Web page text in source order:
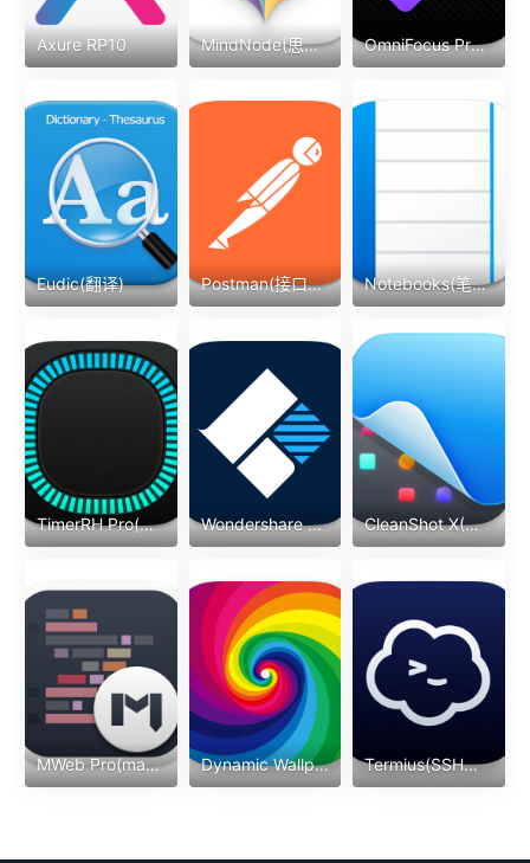
Axure RP10 MindNode(思维导图) OmniFocus Pro(任务待办)
Eudic(翻译) Postman(接口调试) Notebooks(笔记)
TimerRH Pro(计时) Wondershare Recoverit(文件恢复) CleanShot X(录屏截图)
MWeb Pro(markdown编辑器) Dynamic Wallpaper(动态壁纸) Termius(SSH工具)